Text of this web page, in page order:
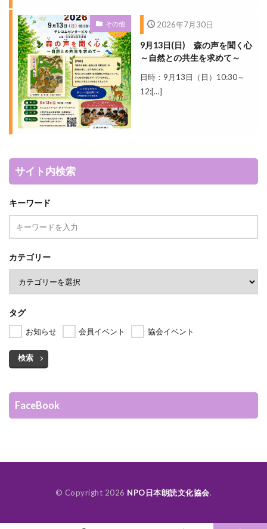
その他 2026年7月30日
9月13日(日) 森の声を聞く心
～自然との共生を求めて～
日時：9月13日（日）10:30～
12:[…]
サイト内検索
キーワード
カテゴリー
タグ
お知らせ 会員イベント 協会イベント
検索
FaceBook
© Copyright 2026 NPO日本朗読文化協会.